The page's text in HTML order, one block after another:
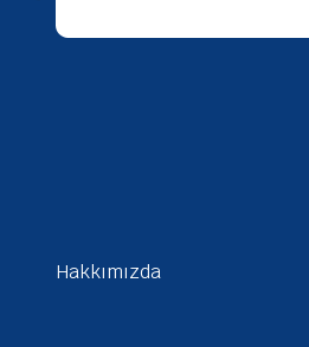
Hakkımızda